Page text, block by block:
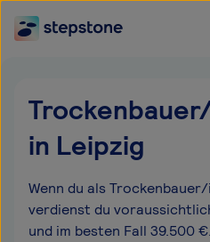
in Leipzig
Wenn du als
verdienst du
und im besten Fall 39.500